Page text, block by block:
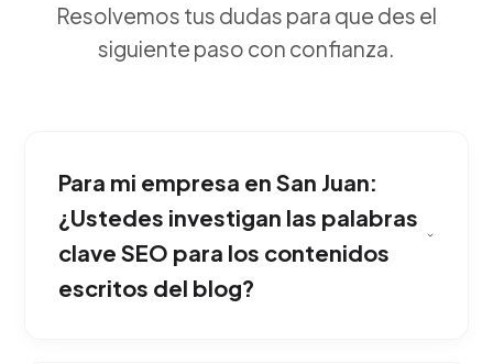
Resolvemos tus dudas para que des el
siguiente paso con confianza.
Para mi empresa en San Juan:
¿Ustedes investigan las palabras
clave SEO para los contenidos
escritos del blog?